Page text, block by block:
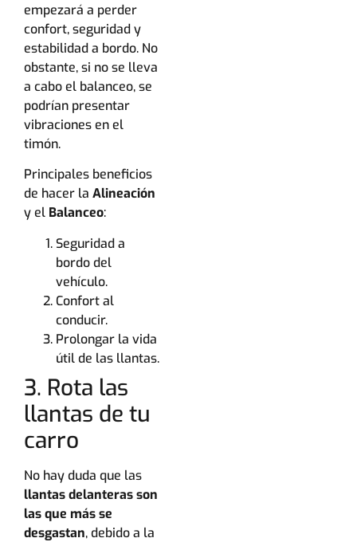
empezará a perder
confort, seguridad y
estabilidad a bordo. No
obstante, si no se lleva
a cabo el balanceo, se
podrían presentar
vibraciones en el
timón.
Principales beneficios
de hacer la Alineación
y el Balanceo:
Seguridad a
bordo del
vehículo.
Confort al
conducir.
Prolongar la vida
útil de las llantas.
3. Rota las
llantas de tu
carro
No hay duda que las
llantas delanteras son
las que más se
desgastan, debido a la